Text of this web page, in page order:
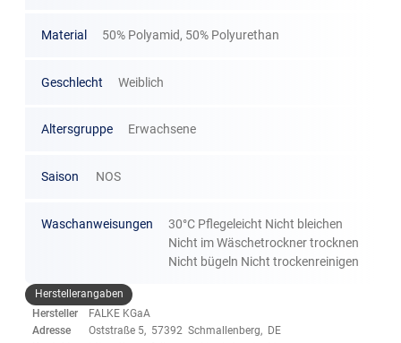
Material 50% Polyamid, 50% Polyurethan
Geschlecht Weiblich
Altersgruppe Erwachsene
Saison NOS
Waschanweisungen
30°C Pflegeleicht Nicht bleichen
Nicht im Wäschetrockner trocknen
Nicht bügeln Nicht trockenreinigen
Herstellerangaben
Hersteller
FALKE KGaA
Adresse
Oststraße 5, 57392 Schmallenberg, DE